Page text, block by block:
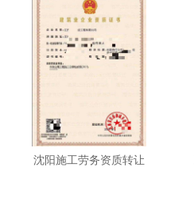
沈阳施工劳务资质转让